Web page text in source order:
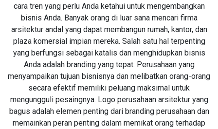
cara tren yang perlu Anda ketahui untuk mengembangkan
bisnis Anda. Banyak orang di luar sana mencari firma
arsitektur andal yang dapat membangun rumah, kantor, dan
plaza komersial impian mereka. Salah satu hal terpenting
yang berfungsi sebagai katalis dan menghidupkan bisnis
Anda adalah branding yang tepat. Perusahaan yang
menyampaikan tujuan bisnisnya dan melibatkan orang-orang
secara efektif memiliki peluang maksimal untuk
mengungguli pesaingnya. Logo perusahaan arsitektur yang
bagus adalah elemen penting dari branding perusahaan dan
memainkan peran penting dalam memikat orang terhadap